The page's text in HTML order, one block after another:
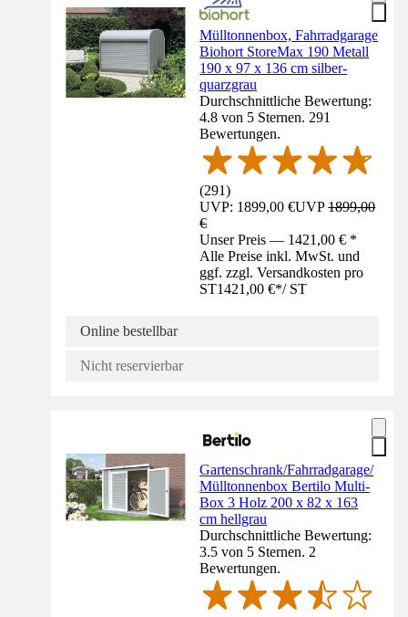
Mülltonnenbox, Fahrradgarage
Biohort StoreMax 190 Metall
190 x 97 x 136 cm silber-
quarzgrau
Durchschnittliche Bewertung:
4.8 von 5 Sternen. 291
Bewertungen.
(291)
UVP: 1899,00 €UVP1899,00
€
Unser Preis — 1421,00 € *
Alle Preise inkl. MwSt. und
ggf. zzgl. Versandkosten pro
ST1421,00 €*/ ST
Online bestellbar
Nicht reservierbar
Gartenschrank/Fahrradgarage/
Mülltonnenbox Bertilo Multi-
Box 3 Holz 200 x 82 x 163
cm hellgrau
Durchschnittliche Bewertung:
3.5 von 5 Sternen. 2
Bewertungen.